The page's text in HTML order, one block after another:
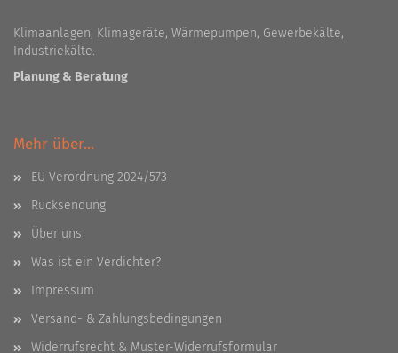
Klimaanlagen, Klimageräte, Wärmepumpen, Gewerbekälte,
Industriekälte.
Planung & Beratung
Mehr über...
EU Verordnung 2024/573
Rücksendung
Über uns
Was ist ein Verdichter?
Impressum
Versand- & Zahlungsbedingungen
Widerrufsrecht & Muster-Widerrufsformular